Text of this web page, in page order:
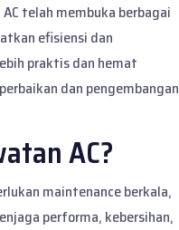
telah membuka berbagai
efisiensi dan
praktis dan hemat
dan pengembangan
AC?
maintenance berkala,
performa, kebersihan,